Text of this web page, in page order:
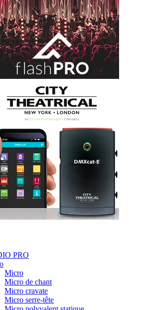
PRO
Micro
Micro de chant
Micro cravate
Micro serre-tête